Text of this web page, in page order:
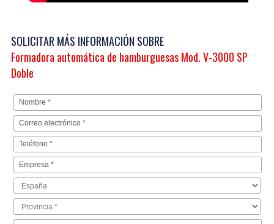
SOLICITAR MÁS INFORMACIÓN SOBRE
Formadora automática de hamburguesas Mod. V-3000 SP
Doble